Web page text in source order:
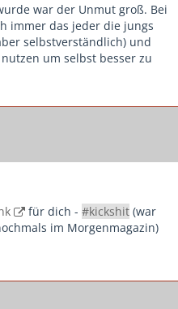
war der Unmut groß. Bei
immer das jeder die jungs
selbstverständlich) und
um selbst besser zu
für dich - #kickshit (war
im Morgenmagazin)